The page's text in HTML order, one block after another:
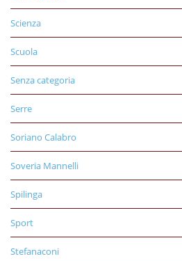
Scienza
Scuola
Senza categoria
Serre
Soriano Calabro
Soveria Mannelli
Spilinga
Sport
Stefanaconi